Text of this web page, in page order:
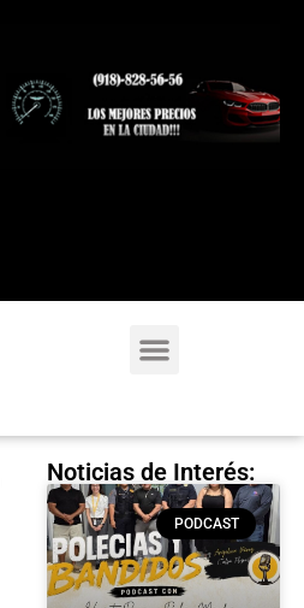
Noticias de Interés:
PODCAST